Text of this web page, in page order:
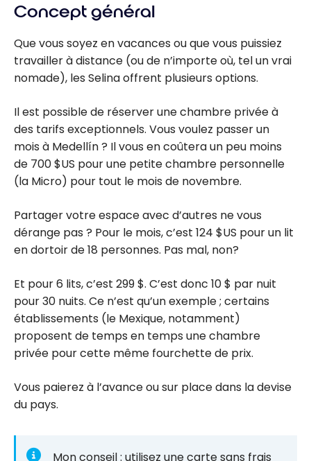
Concept général
Que vous soyez en vacances ou que vous puissiez
travailler à distance (ou de n’importe où, tel un vrai
nomade), les Selina offrent plusieurs options.
Il est possible de réserver une chambre privée à
des tarifs exceptionnels. Vous voulez passer un
mois à Medellín ? Il vous en coûtera un peu moins
de 700 $US pour une petite chambre personnelle
(la Micro) pour tout le mois de novembre.
Partager votre espace avec d’autres ne vous
dérange pas ? Pour le mois, c’est 124 $US pour un lit
en dortoir de 18 personnes. Pas mal, non?
Et pour 6 lits, c’est 299 $. C’est donc 10 $ par nuit
pour 30 nuits. Ce n’est qu’un exemple ; certains
établissements (le Mexique, notamment)
proposent de temps en temps une chambre
privée pour cette même fourchette de prix.
Vous paierez à l’avance ou sur place dans la devise
du pays.
Mon conseil : utilisez une carte sans frais